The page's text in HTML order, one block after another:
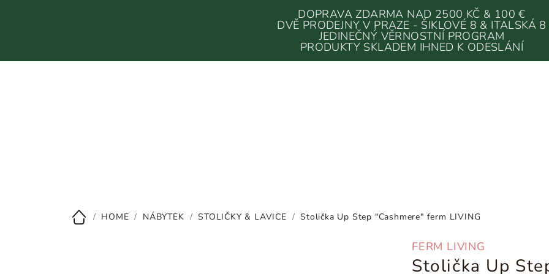
DOPRAVA ZDARMA NAD 2500 KČ & 100 €
DVĚ PRODEJNY V PRAZE - ŠIKLOVÉ 8 & ITALSKÁ 8
JEDINEČNÝ VĚRNOSTNÍ PROGRAM
PRODUKTY SKLADEM IHNED K ODESLÁNÍ
Domů
/ HOME / NÁBYTEK / STOLIČKY & LAVICE / Stolička Up Step "Cashmere" ferm LIVING
FERM LIVING
Stolička Up